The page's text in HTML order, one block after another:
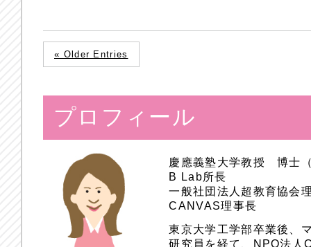
« Older Entries
プロフィール
慶應義塾大学教授 博士
B Lab所長
一般社団法人超教育協会
CANVAS理事長
東京大学工学部卒業後、
研究員を経て、NPO法人